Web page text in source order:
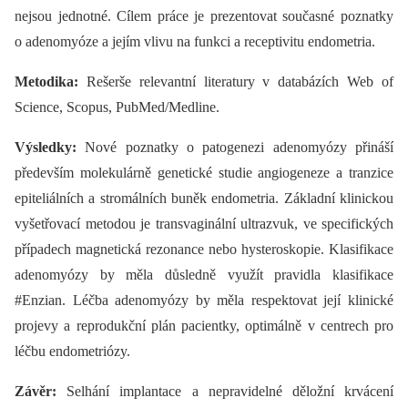
nejsou jednotné. Cílem práce je prezentovat současné poznatky
o adenomyóze a jejím vlivu na funkci a receptivitu endometria.
Metodika: Rešerše relevantní literatury v databázích Web of
Science, Scopus, PubMed/Medline.
Výsledky:Nové poznatky o patogenezi adenomyózy přináší
především molekulárně genetické studie angiogeneze a tranzice
epiteliálních a stromálních buněk endometria. Základní klinickou
vyšetřovací metodou je transvaginální ultrazvuk, ve specifických
případech magnetická rezonance nebo hysteroskopie. Klasifikace
adenomyózy by měla důsledně využít pravidla klasifikace
#Enzian. Léčba adenomyózy by měla respektovat její klinické
projevy a reprodukční plán pacientky, optimálně v centrech pro
léčbu endometriózy.
Závěr: Selhání implantace a nepravidelné děložní krvácení